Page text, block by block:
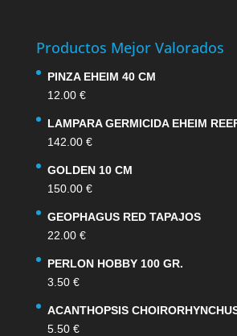
Productos Mejor Valorados
PINZA EHEIM 40 CM
12.00 €
LAMPARA GERMICIDA EHEIM
142.00 €
GOLDEN 10 CM
150.00 €
GEOPHAGUS RED TAPAJOS
22.00 €
PERLON HOBBY 100 GR.
3.50 €
ACANTHOPSIS
5.50 €